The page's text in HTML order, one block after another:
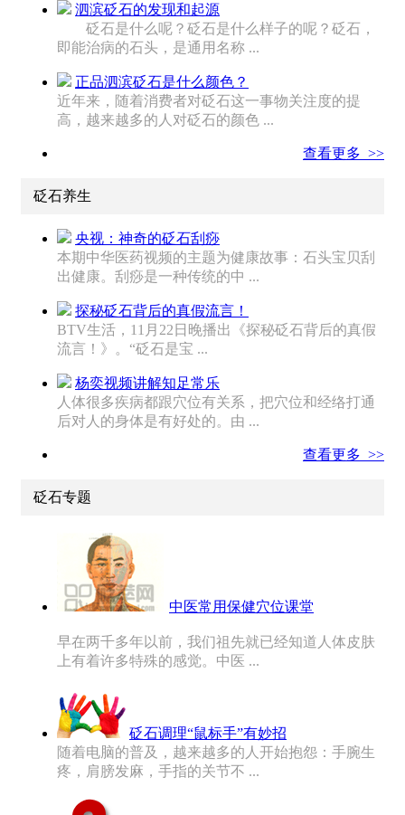
泗滨砭石的发现和起源
砭石是什么呢？砭石是什么样子的呢？砭石，
即能治病的石头，是通用名称 ...
正品泗滨砭石是什么颜色？
近年来，随着消费者对砭石这一事物关注度的提
高，越来越多的人对砭石的颜色 ...
查看更多 >>
砭石养生
央视：神奇的砭石刮痧
本期中华医药视频的主题为健康故事：石头宝贝刮
出健康。刮痧是一种传统的中 ...
探秘砭石背后的真假流言！
BTV生活，11月22日晚播出《探秘砭石背后的真假
流言！》。“砭石是宝 ...
杨奕视频讲解知足常乐
人体很多疾病都跟穴位有关系，把穴位和经络打通
后对人的身体是有好处的。由 ...
查看更多 >>
砭石专题
中医常用保健穴位课堂
早在两千多年以前，我们祖先就已经知道人体皮肤
上有着许多特殊的感觉。中医 ...
砭石调理“鼠标手”有妙招
随着电脑的普及，越来越多的人开始抱怨：手腕生
疼，肩膀发麻，手指的关节不 ...